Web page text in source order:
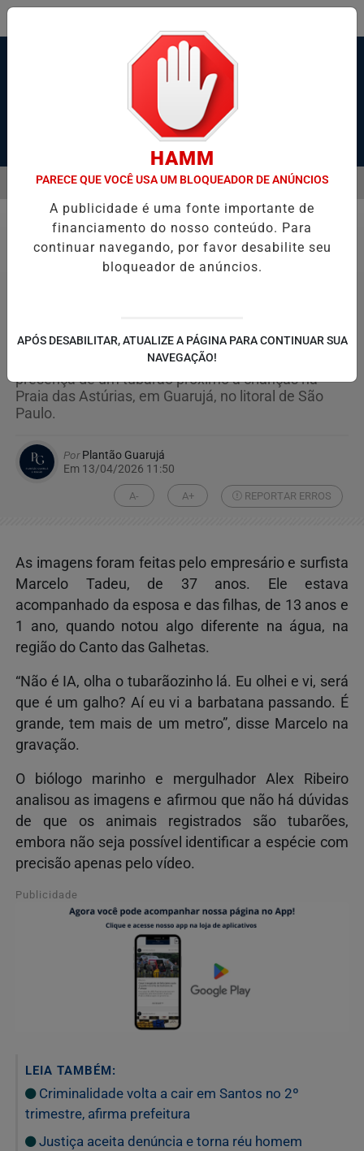
Pesquisar Notícia
APÓS ÁRVORE CAIR SOBRE CARRO EM SANTOS JUSTIÇA
EM ALTA
MENU
Polícia
praia de Guarujá
Um surfista registrou, neste sábado (11), a
presença de um tubarão próximo a crianças na
Praia das Astúrias, em Guarujá, no litoral de São
Paulo.
PorPlantão Guarujá
Em 13/04/2026 11:50
A- A+ REPORTAR ERROS
As imagens foram feitas pelo empresário e surfista
Marcelo Tadeu, de 37 anos. Ele estava
acompanhado da esposa e das filhas, de 13 anos e
1 ano, quando notou algo diferente na água, na
região do Canto das Galhetas.
“Não é IA, olha o tubarãozinho lá. Eu olhei e vi, será
que é um galho? Aí eu vi a barbatana passando. É
grande, tem mais de um metro”, disse Marcelo na
gravação.
O biólogo marinho e mergulhador Alex Ribeiro
analisou as imagens e afirmou que não há dúvidas
de que os animais registrados são tubarões,
embora não seja possível identificar a espécie com
precisão apenas pelo vídeo.
Publicidade
LEIA TAMBÉM:
Criminalidade volta a cair em Santos no 2º
trimestre, afirma prefeitura
Justiça aceita denúncia e torna réu homem
HAMM
PARECE QUE VOCÊ USA UM BLOQUEADOR DE ANÚNCIOS
A publicidade é uma fonte importante de
financiamento do nosso conteúdo. Para
continuar navegando, por favor desabilite seu
bloqueador de anúncios.
APÓS DESABILITAR, ATUALIZE A PÁGINA PARA CONTINUAR SUA
NAVEGAÇÃO!